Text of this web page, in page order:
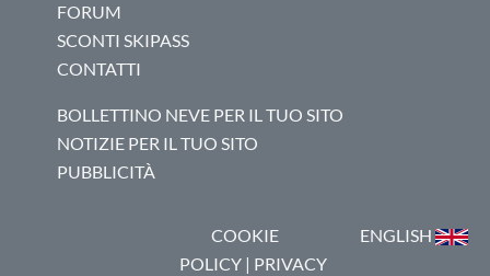
FORUM
SCONTI SKIPASS
CONTATTI
BOLLETTINO NEVE PER IL TUO SITO
NOTIZIE PER IL TUO SITO
PUBBLICITÀ
COOKIE
POLICY| PRIVACY
ENGLISH